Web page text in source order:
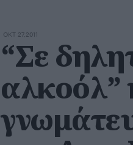
ΟΚΤ 27,2011
“Σε
αλκοόλ”